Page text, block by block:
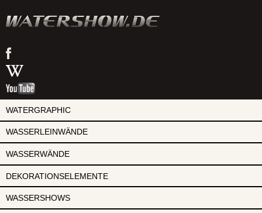
watershow
on
facebook
watershow
at
wikipedia
watershow
youtube
WATERGRAPHIC
WASSERLEINWÄNDE
WASSERWÄNDE
DEKORATIONSELEMENTE
WASSERSHOWS